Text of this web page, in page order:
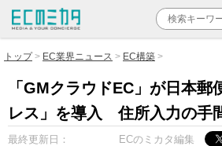
トップ EC業界ニュース EC構築
「GMクラウドEC」が日本郵
レス」を導入 住所入力の手
最終更新日：
ECのミカタ編集